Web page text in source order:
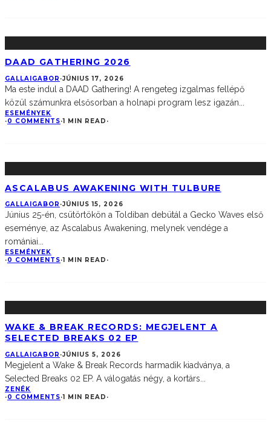
DAAD GATHERING 2026
GALLAIGABOR ·JÚNIUS 17, 2026
Ma este indul a DAAD Gathering! A rengeteg izgalmas fellépő
közül számunkra elsősorban a holnapi program lesz igazán
ESEMÉNYEK
·0 COMMENTS·1 MIN READ ·
ASCALABUS AWAKENING WITH TULBURE
GALLAIGABOR ·JÚNIUS 15, 2026
Június 25-én, csütörtökön a Toldiban debütál a Gecko Waves első
eseménye, az Ascalabus Awakening, melynek vendége a
romániai...
ESEMÉNYEK
·0 COMMENTS·1 MIN READ ·
WAKE & BREAK RECORDS: MEGJELENT A
SELECTED BREAKS 02 EP
GALLAIGABOR ·JÚNIUS 5, 2026
Megjelent a Wake & Break Records harmadik kiadványa, a
Selected Breaks 02 EP. A válogatás négy, a kortárs
ZENÉK
·0 COMMENTS·1 MIN READ ·